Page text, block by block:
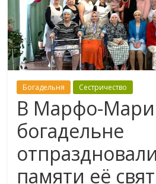
Богадельня Сестричество
В Марфо-
богадельне
памяти её